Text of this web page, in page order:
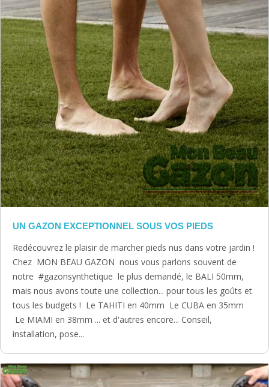
UN GAZON EXCEPTIONNEL SOUS VOS PIEDS
Redécouvrez le plaisir de marcher pieds nus dans votre jardin !
Chez MON BEAU GAZON nous vous parlons souvent de
notre #gazonsynthetique le plus demandé, le BALI 50mm,
mais nous avons toute une collection... pour tous les goûts et
tous les budgets ! Le TAHITI en 40mm Le CUBA en 35mm
Le MIAMI en 38mm ... et d'autres encore... Conseil,
installation, pose...